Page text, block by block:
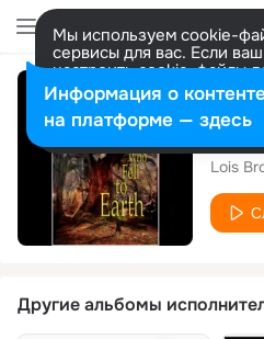
Мы используем cookie-
сервисы для вас. Если
настроить cookie-файлы
представитель. Больше
Разрешить все
Сингл
Lois
Другие альбомы
Информация о контенте
на платформе — здесь